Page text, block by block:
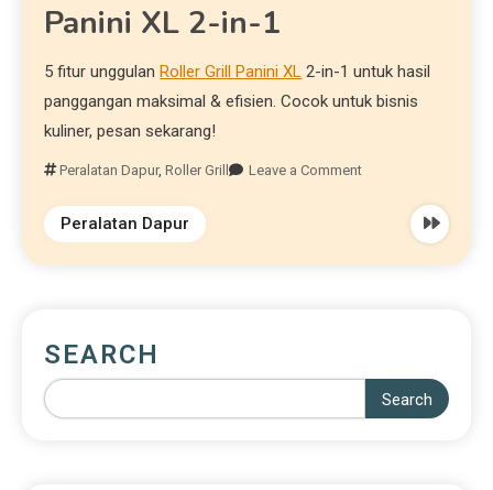
Panini XL 2-in-1
5 fitur unggulanRoller Grill Panini XL 2-in-1 untuk hasil
panggangan maksimal & efisien. Cocok untuk bisnis
kuliner, pesan sekarang!
Peralatan Dapur,Roller Grill Leave a Comment
Peralatan Dapur
SEARCH
Search